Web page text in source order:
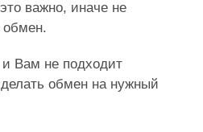
важно, иначе не
обмен.
Вам не подходит
обмен на нужный